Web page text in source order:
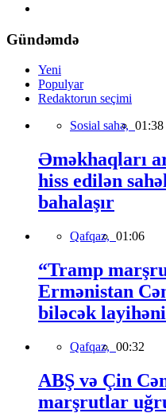
Gündəmdə
Yeni
Populyar
Redaktorun seçimi
Sosial sahə, 01:38
Əməkhaqları
hiss edilən
bahalaşır
Qafqaz, 01:06
“Tramp
Ermənistan
biləcək
Qafqaz, 00:32
ABŞ və Çin
marşrutlar